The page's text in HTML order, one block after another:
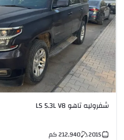
شفروليه تاهو LS 5.3L V8
2015
212,940كم